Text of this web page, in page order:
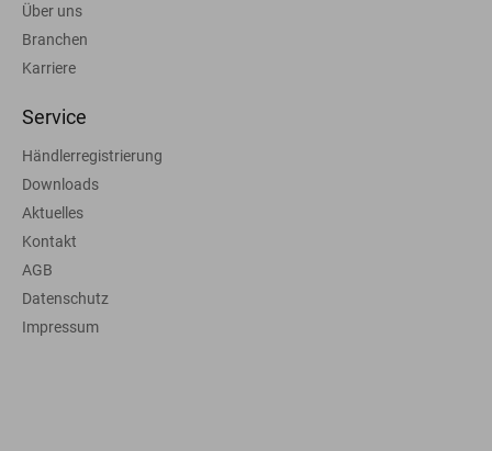
Über uns
Branchen
Karriere
Service
Händlerregistrierung
Downloads
Aktuelles
Kontakt
AGB
Datenschutz
Impressum